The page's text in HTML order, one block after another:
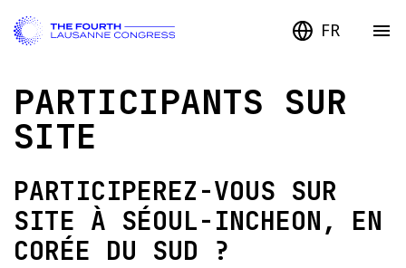
FR
PARTICIPANTS SUR
SITE
PARTICIPEREZ-VOUS SUR
SITE À SÉOUL-INCHEON, EN
CORÉE DU SUD ?